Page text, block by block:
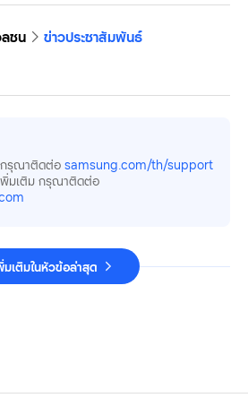
ชน
ข่าวประชาสัมพันธ์
รุณาติดต่อ samsung.com/th/support
พิ่มเติม กรุณาติดต่อ
มเติมในหัวข้อล่าสุด